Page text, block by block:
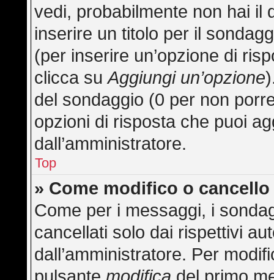
vedi, probabilmente non hai il
inserire un titolo per il
(per inserire un’opzione di
clicca suAggiungi un’opzione
del sondaggio (0 per non
opzioni di risposta che puoi
dall’amministratore.
Top
» Come modifico o
Come per i messaggi, i
cancellati solo dai rispettivi
dall’amministratore. Per